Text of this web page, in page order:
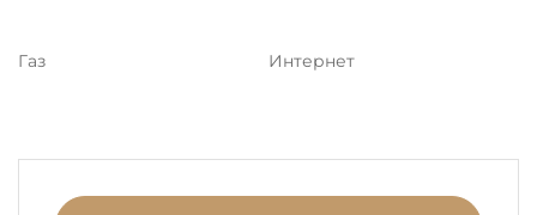
Газ Интернет